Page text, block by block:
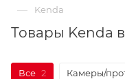
— Kenda
Товары Kenda
Все 2 Камеры/